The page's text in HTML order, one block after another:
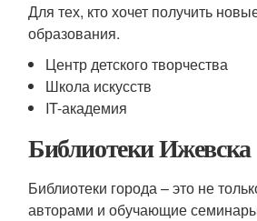
Для тех, кто хочет получить
образования.
Центр детского творчества
Школа искусств
IT-академия
Библиотеки Ижевска
Библиотеки города – это не
авторами и обучающие